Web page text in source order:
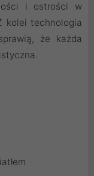
i ostrości w
kolei technologia
że każda